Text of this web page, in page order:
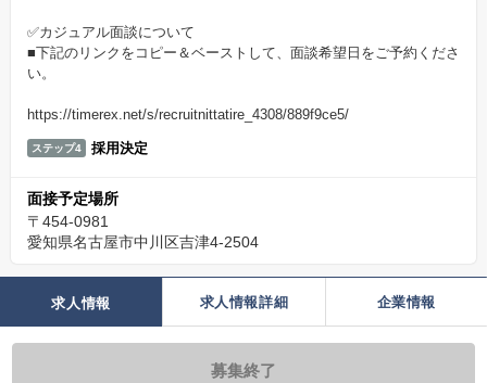
✅カジュアル面談について
■下記のリンクをコピー＆ベーストして、面談希望日をご予約くださ
い。
https://timerex.net/s/recruitnittatire_4308/889f9ce5/
ステップ4 採用決定
面接予定場所
〒454-0981
愛知県名古屋市中川区吉津4-2504
求人情報 求人情報詳細 企業情報
募集終了